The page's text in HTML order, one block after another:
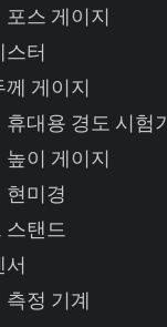
포스 게이지
스터
게이지
휴대용 경도 시험기
높이 게이지
현미경
스탠드
서
정 기계